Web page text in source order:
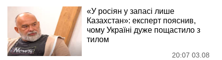
«У росіян у запасі лише
Казахстан»: експерт пояснив,
чому Україні дуже пощастило з
тилом
20:07 03.08